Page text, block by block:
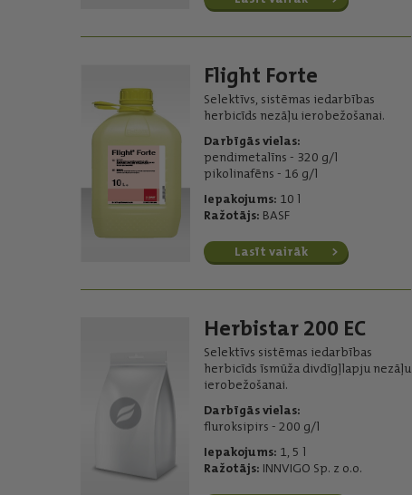
Flight Forte
Selektīvs, sistēmas iedarbības
herbicīds nezāļu ierobežošanai.
Darbīgās vielas:
pendimetalīns - 320 g/l
pikolinafēns - 16 g/l
Iepakojums: 10 l
Ražotājs: BASF
Lasīt vairāk
Herbistar 200 EC
Selektīvs sistēmas iedarbības
herbicīds īsmūža divdīgļlapju nezāļu
ierobežošanai.
Darbīgās vielas:
fluroksipirs - 200 g/l
Iepakojums: 1, 5 l
Ražotājs: INNVIGO Sp. z o.o.